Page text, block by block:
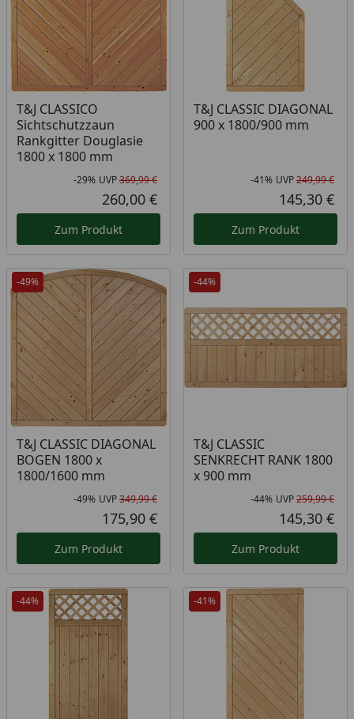
T&J CLASSICO
Sichtschutzzaun
Rankgitter Douglasie
1800 x 1800 mm
Rabatt in Prozent
-29%
Ursprünglicher Preis
UVP369,99 €
Aktueller Preis
260,00 €
Zum Produkt
T&J CLASSIC DIAGONAL
900 x 1800/900 mm
-41% UVP249,99 €
145,30 €
Zum Produkt
-49%
T&J CLASSIC DIAGONAL
BOGEN 1800 x
1800/1600 mm
Rabatt in Prozent
-49%
Ursprünglicher Preis
UVP349,99 €
Aktueller Preis
175,90 €
Zum Produkt
-44%
T&J CLASSIC
SENKRECHT RANK 1800
x 900 mm
-44% UVP259,99 €
145,30 €
Zum Produkt
-44% -41%